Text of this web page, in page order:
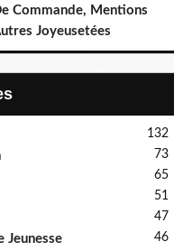
Commande, Mentions
Joyeusetées
132
73
65
51
47
Jeunesse 46